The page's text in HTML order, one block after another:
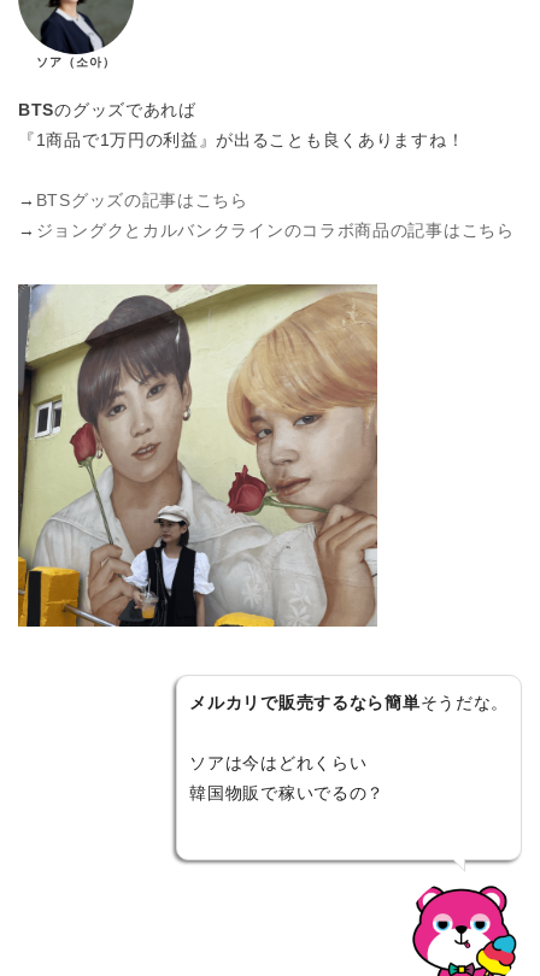
ソア（소아）
BTSのグッズであれば
『1商品で1万円の利益』が出ることも良くありますね！
→ BTSグッズの記事はこちら
→ ジョングクとカルバンクラインのコラボ商品の記事はこちら
メルカリで販売するなら簡単そうだな。
ソアは今はどれくらい
韓国物販で稼いでるの？